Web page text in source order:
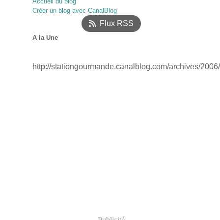
Janvier (12)
Février(17)
Janvier(18)
Mars(52)
Créer un blog avec CanalBlog
Flux RSS
A la Une
http://stationgourmande.canalblog.com/archives/